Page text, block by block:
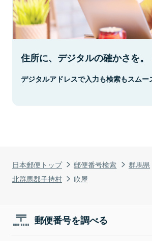
日本郵便トップ 郵便番号検索
群馬県
北群馬郡子持村
吹屋
住所に、デジタルの確かさを。
デジタルアドレスで入力も検索もスムー
郵便番号を調べる